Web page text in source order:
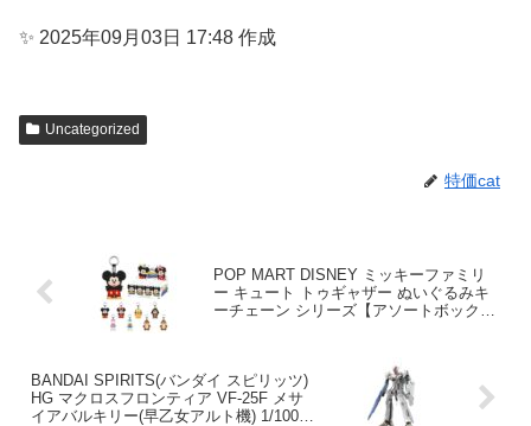
✨ 2025年09月03日 17:48 作成
Uncategorized
特価cat
POP MART DISNEY ミッキーファミリ
ー キュート トゥギャザー ぬいぐるみキ
ーチェーン シリーズ【アソートボックス
ル プレミアム おもちゃ PVC ソフビ オリ
ジナル キャラクター 誕生日 プレゼント
BANDAI SPIRITS(バンダイ スピリッツ)
HG マクロスフロンティア VF-25F メサ
イアバルキリー(早乙女アルト機) 1/100ス